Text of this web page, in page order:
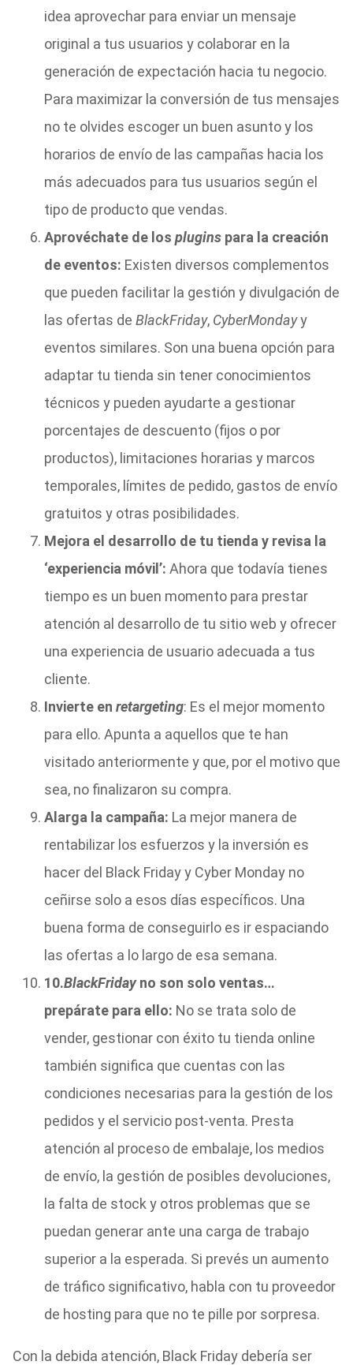
idea aprovechar para enviar un mensaje
original a tus usuarios y colaborar en la
generación de expectación hacia tu negocio.
Para maximizar la conversión de tus mensajes
no te olvides escoger un buen asunto y los
horarios de envío de las campañas hacia los
más adecuados para tus usuarios según el
tipo de producto que vendas.
Aprovéchate de los pluginspara la creación
de eventos: Existen diversos complementos
que pueden facilitar la gestión y divulgación de
las ofertas de BlackFriday, CyberMondayy
eventos similares. Son una buena opción para
adaptar tu tienda sin tener conocimientos
técnicos y pueden ayudarte a gestionar
porcentajes de descuento (fijos o por
productos), limitaciones horarias y marcos
temporales, límites de pedido, gastos de envío
gratuitos y otras posibilidades.
Mejora el desarrollo de tu tienda y revisa la
‘experiencia móvil’: Ahora que todavía tienes
tiempo es un buen momento para prestar
atención al desarrollo de tu sitio web y ofrecer
una experiencia de usuario adecuada a tus
cliente.
Invierte en retargeting: Es el mejor momento
para ello. Apunta a aquellos que te han
visitado anteriormente y que, por el motivo que
sea, no finalizaron su compra.
Alarga la campaña: La mejor manera de
rentabilizar los esfuerzos y la inversión es
hacer del Black Friday y Cyber Monday no
ceñirse solo a esos días específicos. Una
buena forma de conseguirlo es ir espaciando
las ofertas a lo largo de esa semana.
10.BlackFridayno son solo ventas…
prepárate para ello: No se trata solo de
vender, gestionar con éxito tu tienda online
también significa que cuentas con las
condiciones necesarias para la gestión de los
pedidos y el servicio post-venta. Presta
atención al proceso de embalaje, los medios
de envío, la gestión de posibles devoluciones,
la falta de stock y otros problemas que se
puedan generar ante una carga de trabajo
superior a la esperada. Si prevés un aumento
de tráfico significativo, habla con tu proveedor
de hosting para que no te pille por sorpresa.
Con la debida atención, Black Friday debería ser